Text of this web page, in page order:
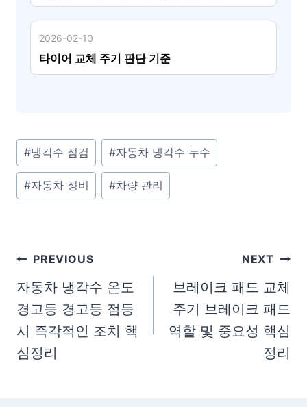
2026-02-10
타이어 교체 주기 판단 기준
P
o
a
:
#냉각수 점검 #자동차 냉각수 누수
#자동차 정비 #차량 관리
글
탐
색
PREVIOUS
자동차 냉각수 온도
경고등 경고등 점등
시 즉각적인 조치 핵
심정리
NEXT
브레이크 패드 교체
주기 브레이크 패드
역할 및 중요성 핵심
정리